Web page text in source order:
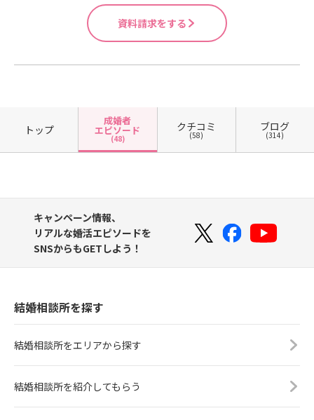
資料請求をする
トップ
成婚者
エピソード
(48)
クチコミ
(58)
ブログ
(314)
キャンペーン情報、
リアルな婚活エピソードを
SNSからもGETしよう！
結婚相談所を探す
結婚相談所をエリアから探す
結婚相談所を紹介してもらう